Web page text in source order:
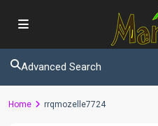
Advanced Search
Home rrqmozelle7724